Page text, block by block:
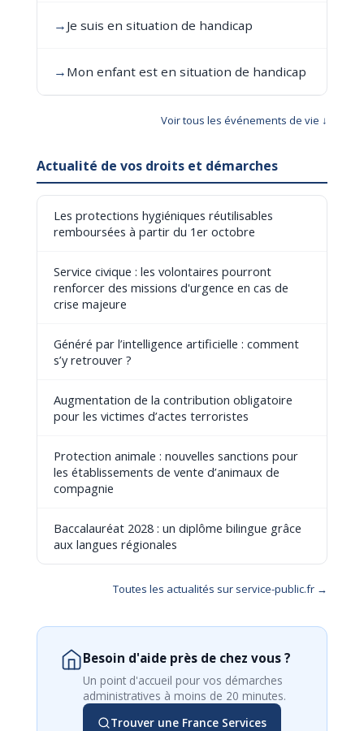
→ Je suis en situation de handicap
→ Mon enfant est en situation de handicap
Voir tous les événements de vie ↓
Actualité de vos droits et démarches
Les protections hygiéniques réutilisables
remboursées à partir du 1er octobre
Service civique : les volontaires pourront
renforcer des missions d'urgence en cas de
crise majeure
Généré par l’intelligence artificielle : comment
s’y retrouver ?
Augmentation de la contribution obligatoire
pour les victimes d’actes terroristes
Protection animale : nouvelles sanctions pour
les établissements de vente d’animaux de
compagnie
Baccalauréat 2028 : un diplôme bilingue grâce
aux langues régionales
Toutes les actualités sur service-public.fr →
Besoin d'aide près de chez vous ?
Un point d'accueil pour vos démarches
administratives à moins de 20 minutes.
Trouver une France Services